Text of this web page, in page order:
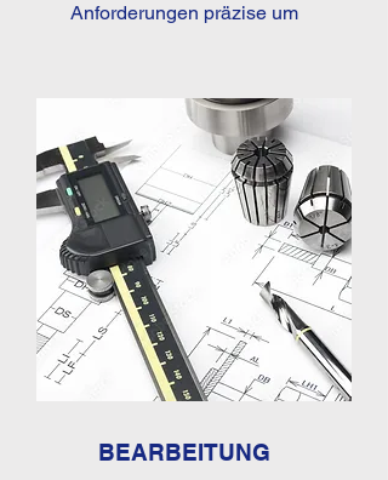
Anforderungen präzise um
BEARBEITUNG